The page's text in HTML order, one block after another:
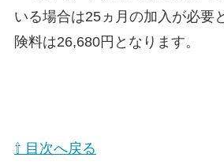
いる場合は25ヵ月の加入が必要
険料は26,680円と なります。
⇧ 目次へ戻る